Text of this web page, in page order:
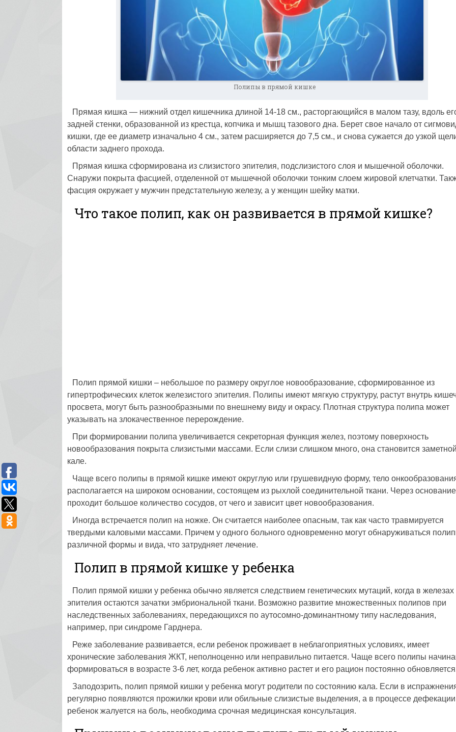
Полипы в прямой кишке
Прямая кишка — нижний отдел кишечника длиной 14-18 см., расторгающийся в малом тазу, вдоль
задней стенки, образованной из крестца, копчика и мышц тазового дна. Берет свое начало от
кишки, где ее диаметр изначально 4 см., затем расширяется до 7,5 см., и снова сужается до узкой
области заднего прохода.
Прямая кишка сформирована из слизистого эпителия, подслизистого слоя и мышечной оболочки.
Снаружи покрыта фасцией, отделенной от мышечной оболочки тонким слоем жировой клетчатки.
фасция окружает у мужчин предстательную железу, а у женщин шейку матки.
Что такое полип, как он развивается в прямой кишке?
Полип прямой кишки – небольшое по размеру округлое новообразование, сформированное из
гипертрофических клеток железистого эпителия. Полипы имеют мягкую структуру, растут внутрь
просвета, могут быть разнообразными по внешнему виду и окрасу. Плотная структура полипа может
указывать на злокачественное перерождение.
При формировании полипа увеличивается секреторная функция желез, поэтому поверхность
новообразования покрыта слизистыми массами. Если слизи слишком много, она становится
кале.
Чаще всего полипы в прямой кишке имеют округлую или грушевидную форму, тело
располагается на широком основании, состоящем из рыхлой соединительной ткани. Через основание
проходит большое количество сосудов, от чего и зависит цвет новообразования.
Иногда встречается полип на ножке. Он считается наиболее опасным, так как часто травмируется
твердыми каловыми массами. Причем у одного больного одновременно могут обнаруживаться
различной формы и вида, что затрудняет лечение.
Полип в прямой кишке у ребенка
Полип прямой кишки у ребенка обычно является следствием генетических мутаций, когда в железах
эпителия остаются зачатки эмбриональной ткани. Возможно развитие множественных полипов при
наследственных заболеваниях, передающихся по аутосомно-доминантному типу наследования,
например, при синдроме Гарднера.
Реже заболевание развивается, если ребенок проживает в неблагоприятных условиях, имеет
хронические заболевания ЖКТ, неполноценно или неправильно питается. Чаще всего полипы
формироваться в возрасте 3-6 лет, когда ребенок активно растет и его рацион постоянно
Заподозрить, полип прямой кишки у ребенка могут родители по состоянию кала. Если в
регулярно появляются прожилки крови или обильные слизистые выделения, а в процессе дефекации
ребенок жалуется на боль, необходима срочная медицинская консультация.